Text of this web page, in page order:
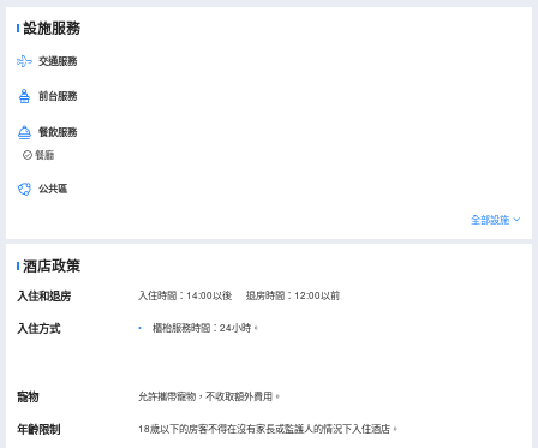
設施服務
交通服務
前台服務
餐飲服務
餐廳
公共區
全部設施
酒店政策
入住和退房 入住時間：14:00以後 退房時間：12:00以前
入住方式 櫃枱服務時間：24小時。
寵物 允許攜帶寵物，不收取額外費用。
年齡限制 18歲以下的房客不得在沒有家長或監護人的情況下入住酒店。